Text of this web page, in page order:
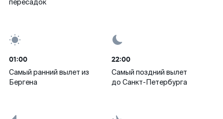
пересадок
01:00
Самый ранний вылет из
Бергена
22:00
Самый поздний вылет
до Санкт-Петербурга